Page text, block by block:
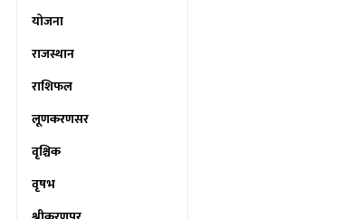
योजना
राजस्थान
राशिफल
लूणकरणसर
वृश्चिक
वृषभ